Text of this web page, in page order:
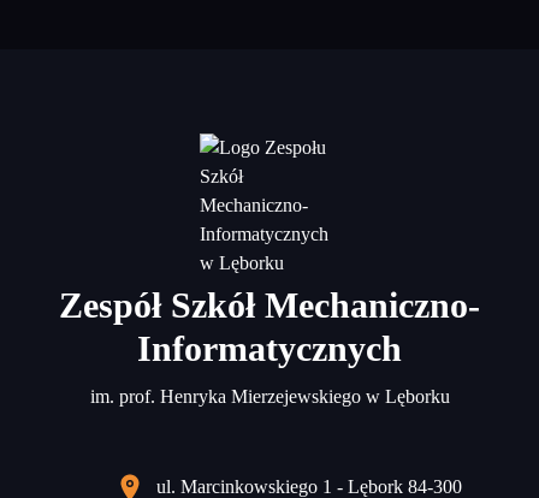
Zespół Szkół Mechaniczno-
Informatycznych
im. prof. Henryka Mierzejewskiego w Lęborku
ul. Marcinkowskiego 1 - Lębork 84-300